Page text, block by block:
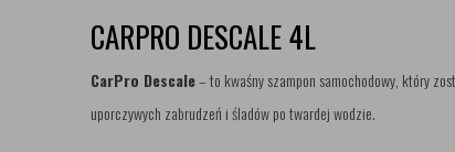
CARPRO DESCALE 4L
CarPro Descale– to kwaśny szampon samochodowy, który
uporczywych zabrudzeń i śladów po twardej wodzie.